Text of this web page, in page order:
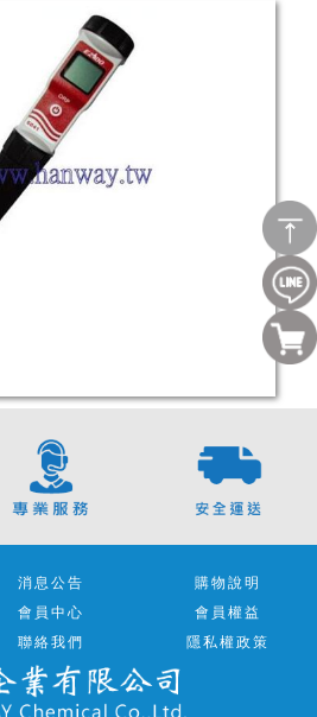
消息公告
購物說明
會員中心
會員權益
聯絡我們 隱私權政策